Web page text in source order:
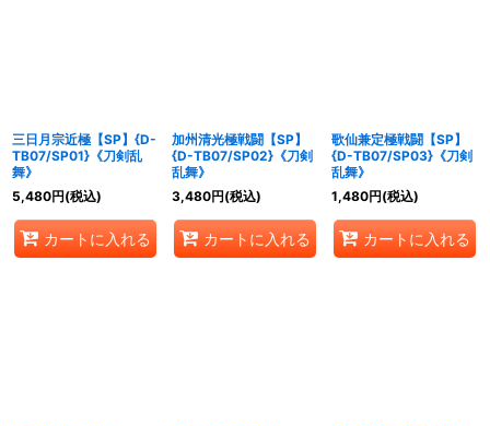
三日月宗近極【SP】{D-
TB07/SP01}《刀剣乱
舞》
5,480円(税込)
カートに入れる
加州清光極戦闘【SP】
{D-TB07/SP02}《刀剣
乱舞》
3,480円(税込)
カートに入れる
歌仙兼定極戦闘【SP】
{D-TB07/SP03}《刀剣
乱舞》
1,480円(税込)
カートに入れる